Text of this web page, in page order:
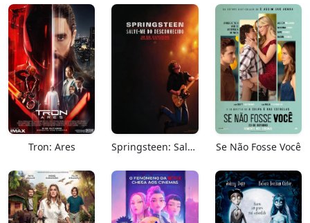
Tron: Ares Springsteen: Salve-me Do Desconhecido Se Não Fosse Você